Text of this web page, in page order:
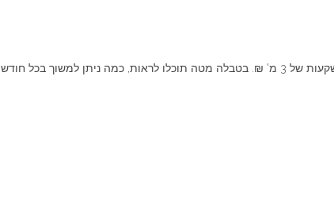
לצורך הדוגמה, נניח שלאחר מכירת הנדל"ן המניב, נוצר תיק השקעות של 3 מ' ₪. בטבלה מטה תוכלו לראות, כמה ניתן למשוך בכל חודש,